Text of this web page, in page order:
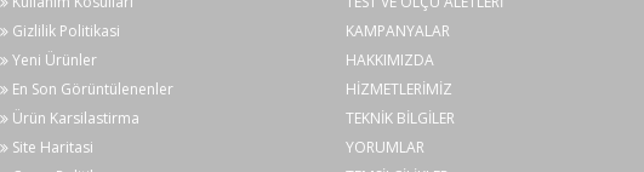
Gizlilik Politikasi
Yeni Ürünler
En Son Görüntülenenler
Ürün Karsilastirma
Site Haritasi
KAMPANYALAR
HAKKIMIZDA
HİZMETLERİMİZ
TEKNİK BİLGİLER
YORUMLAR